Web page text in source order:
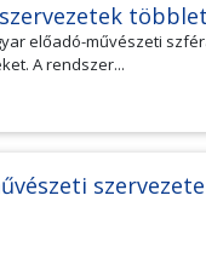
előadó-művészeti
A rendszer...